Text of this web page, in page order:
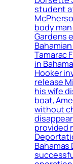
student
body
Gardens
Tamarac
in
Hooker
release
his wife
boat,
without
provided